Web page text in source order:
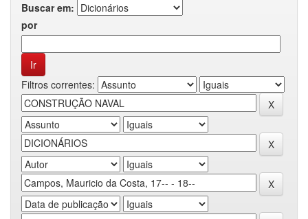
Buscar em:
por
Filtros correntes: